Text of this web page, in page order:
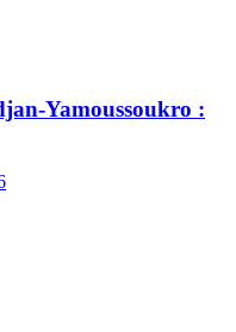
Yamoussoukro :